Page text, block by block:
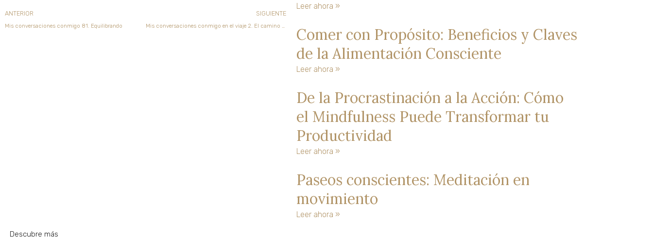
Ant
ANTERIOR
Mis conversaciones conmigo 81. Equilibrando
SIGUIENTE
Mis conversaciones conmigo en el viaje 2. El camino para seguir el rumbo
Siguiente
Leer ahora »
Comer con Propósito: Beneficios y Claves
de la Alimentación Consciente
Leer ahora »
De la Procrastinación a la Acción: Cómo
el Mindfulness Puede Transformar tu
Productividad
Leer ahora »
Paseos conscientes: Meditación en
movimiento
Leer ahora »
Descubre más